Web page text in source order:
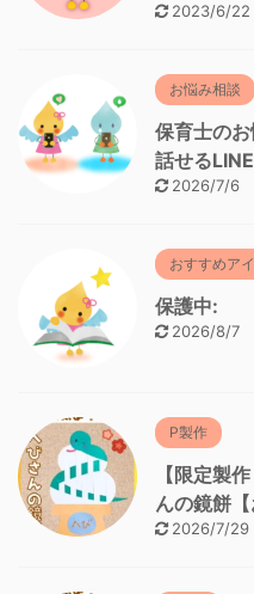
2023/6/22
お悩み相談
保育士の
話せる
2026/7/6
おすすめア
保護中:
2026/8/7
P製作
【限定製
んの鏡餅【
2026/7/29